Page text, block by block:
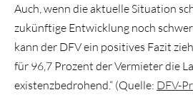
Auch, wenn die aktuelle Situation
zukünftige Entwicklung noch
kann der DFV ein positives Fazit
für 96,7 Prozent der Vermieter die
existenzbedrohend.“ (Quelle: DFV-